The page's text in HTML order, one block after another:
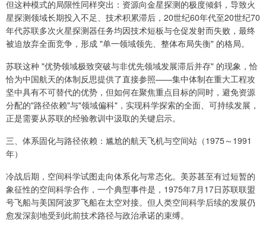
但这种模式的局限性同样突出：资源向金星探测的极度倾斜，导致火
星探测领域长期投入不足、技术积累滞后，20世纪60年代至20世纪70
年代苏联多次火星探测器任务均因技术短板与仓促发射而失败，最终
被迫放弃全面竞争，形成 "单一领域领先、整体布局失衡" 的格局。
苏联这种 "优势领域极致突破与非优先领域发展滞后并存" 的现象，恰
恰为中国航天的体制反思提供了直接参照——集中体制在重大工程攻
坚中具有不可替代的优势，但如何在聚焦重点目标的同时，避免资源
分配的"路径依赖"与"领域偏科"，实现科学探索的全面、可持续发展，
正是需要从苏联的经验教训中汲取的关键启示。
三、体系固化与路径依赖：尴尬的航天飞机与空间站（1975～1991
年）
冷战后期，空间科学试图走向体系化与常态化。美苏甚至有过短暂的
象征性的空间科学合作，一个典型事件是，1975年7月17日苏联联盟
号飞船与美国阿波罗飞船在太空对接。但人类空间科学后续的发展仍
愈发深刻地受到此前技术路径与政治承诺的束缚。